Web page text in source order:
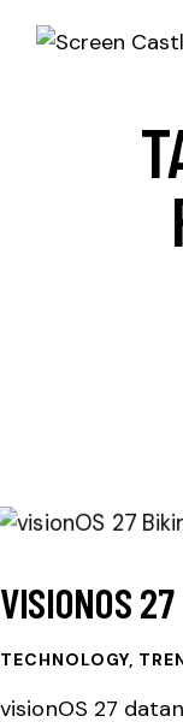
VISIONOS
TECHNOLOGY,
visionOS 27